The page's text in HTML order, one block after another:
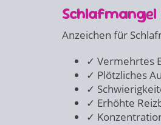
Schlafmangel
Anzeichen für
✓ Vermehrtes
✓ Plötzliches
✓
✓ Erhöhte
✓